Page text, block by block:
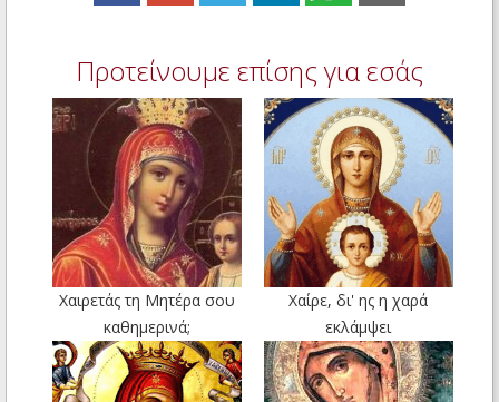
Προτείνουμε επίσης για εσάς
Χαιρετάς τη Μητέρα σου
καθημερινά;
Χαίρε, δι' ης η χαρά
εκλάμψει